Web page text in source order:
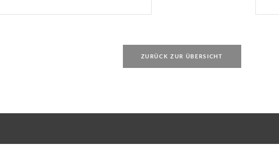
ZURÜCK ZUR ÜBERSICHT